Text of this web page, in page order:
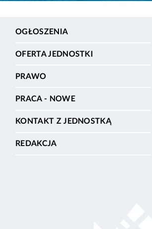
OGŁOSZENIA
OFERTA JEDNOSTKI
PRAWO
PRACA - NOWE
KONTAKT Z JEDNOSTKĄ
REDAKCJA